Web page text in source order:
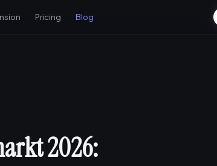
Pricing Blog
2026: